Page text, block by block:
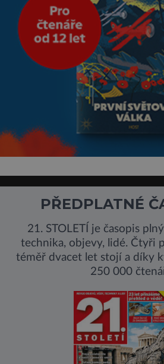
PŘEDPLATNÉ
21. STOLETÍ je časopis
technika, objevy, lidé. Čtyři
téměř dvacet let stojí a díky
250 000